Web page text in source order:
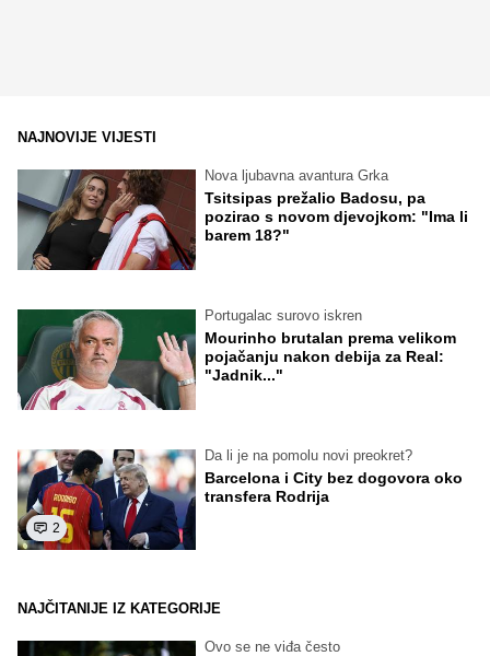
NAJNOVIJE VIJESTI
Nova ljubavna avantura Grka
Tsitsipas prežalio Badosu, pa
pozirao s novom djevojkom: "Ima li
barem 18?"
Portugalac surovo iskren
Mourinho brutalan prema velikom
pojačanju nakon debija za Real:
"Jadnik..."
2
Da li je na pomolu novi preokret?
Barcelona i City bez dogovora oko
transfera Rodrija
NAJČITANIJE IZ KATEGORIJE
Ovo se ne viđa često